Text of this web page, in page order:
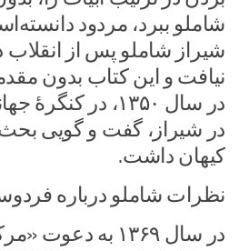
شاملو ببرد، مردود
شیراز شاملو پس از انقلاب
نیافت و این کتاب بدون
در سال ۱۳۵۰، در
در شیراز، گفت و گویی بحث
کیهان داشت.
نظرات شاملو درباره
در سال ۱۳۶۹ به